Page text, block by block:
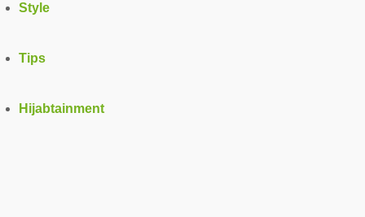
Style
Tips
Hijabtainment